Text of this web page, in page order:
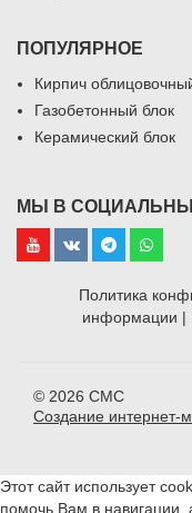
ПОПУЛЯРНОЕ
Кирпич
Газобетонный блок
Керамический блок
МЫ В
Политика
информации |
© 2026 СМС
Создание интернет-
Этот сайт использует
помочь Вам в навигации,